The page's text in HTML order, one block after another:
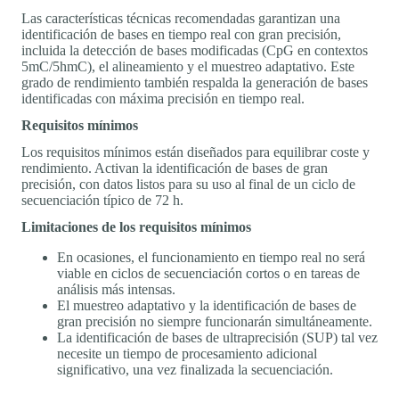
Las características técnicas recomendadas garantizan una
identificación de bases en tiempo real con gran precisión,
incluida la detección de bases modificadas (CpG en contextos
5mC/5hmC), el alineamiento y el muestreo adaptativo. Este
grado de rendimiento también respalda la generación de bases
identificadas con máxima precisión en tiempo real.
Requisitos mínimos
Los requisitos mínimos están diseñados para equilibrar coste y
rendimiento. Activan la identificación de bases de gran
precisión, con datos listos para su uso al final de un ciclo de
secuenciación típico de 72 h.
Limitaciones de los requisitos mínimos
En ocasiones, el funcionamiento en tiempo real no será
viable en ciclos de secuenciación cortos o en tareas de
análisis más intensas.
El muestreo adaptativo y la identificación de bases de
gran precisión no siempre funcionarán simultáneamente.
La identificación de bases de ultraprecisión (SUP) tal vez
necesite un tiempo de procesamiento adicional
significativo, una vez finalizada la secuenciación.